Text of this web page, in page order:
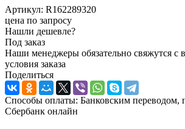
Артикул: R162289320
цена по запросу
Нашли дешевле?
Под заказ
Наши менеджеры обязательно свяжутся с
условия заказа
Поделиться
Способы оплаты: Банковским переводом,
Сбербанк онлайн